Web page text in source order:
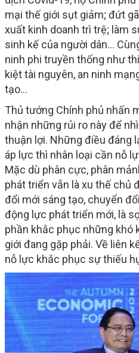
mại thế giới sụt giảm; đứt
xuất kinh doanh trì trệ; làm
sinh kế của người dân…
ninh phi truyền thống như
kiệt tài nguyên, an ninh
tạo…
Thủ tướng Chính phủ nhấn
nhận những rủi ro này để
thuận lợi. Những điều đáng
áp lực thì nhân loại cần nỗ
Mặc dù phân cực, phân
phát triển vẫn là xu thế chủ
đổi mới sáng tạo, chuyển
động lực phát triển mới, là
phần khắc phục những khó
giới đang gặp phải. Về liên
nỗ lực khắc phục sự thiếu